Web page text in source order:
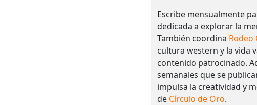
Escribe mensualmente
dedicada a explorar la
También coordina Rodeo
cultura western y la vida
contenido patrocinado.
semanales que se
impulsa la creatividad y
de Círculo de Oro.